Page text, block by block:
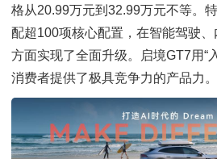
格从20.99万元到32.99万元不等。
配超100项核心配置，在智能驾驶
方面实现了全面升级。启境GT7用“
消费者提供了极具竞争力的产品力。